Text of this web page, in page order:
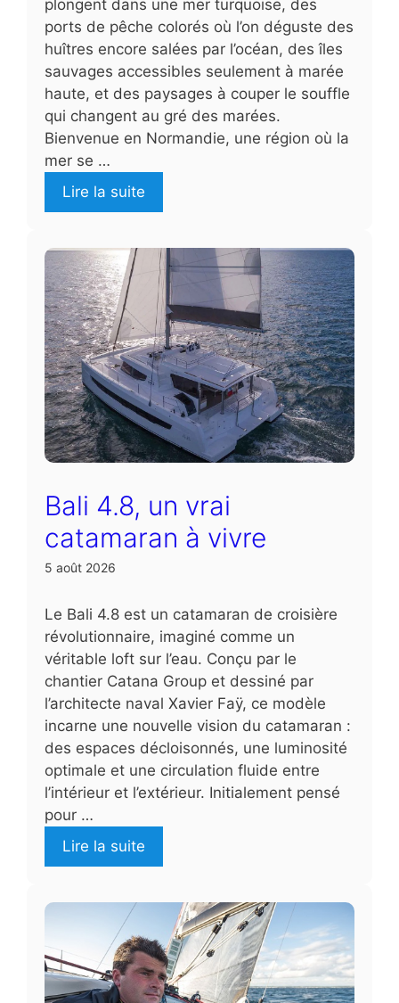
plongent dans une mer turquoise, des
ports de pêche colorés où l’on déguste des
huîtres encore salées par l’océan, des îles
sauvages accessibles seulement à marée
haute, et des paysages à couper le souffle
qui changent au gré des marées.
Bienvenue en Normandie, une région où la
mer se …
Lire la suite
Bali 4.8, un vrai
catamaran à vivre
5 août 2026
Le Bali 4.8 est un catamaran de croisière
révolutionnaire, imaginé comme un
véritable loft sur l’eau. Conçu par le
chantier Catana Group et dessiné par
l’architecte naval Xavier Faÿ, ce modèle
incarne une nouvelle vision du catamaran :
des espaces décloisonnés, une luminosité
optimale et une circulation fluide entre
l’intérieur et l’extérieur. Initialement pensé
pour …
Lire la suite